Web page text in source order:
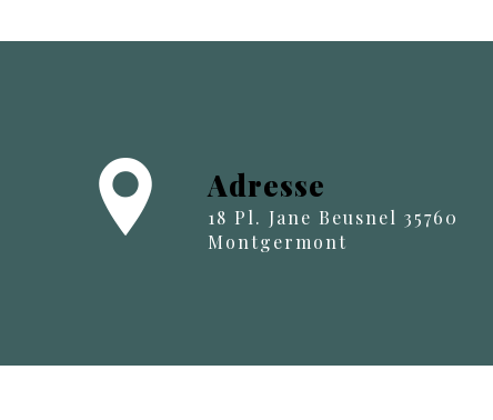
Adresse
18 Pl. Jane Beusnel 35760
Montgermont